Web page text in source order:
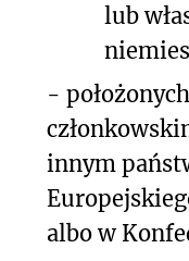
lub
-
innym
albo w